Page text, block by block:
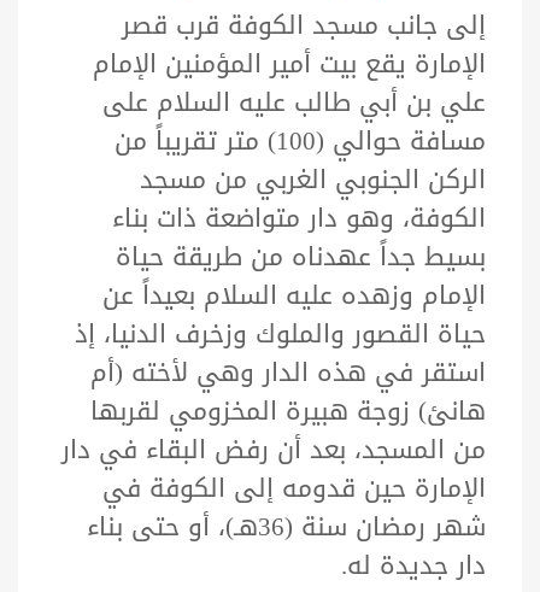
إلى جانب مسجد الكوفة قرب قصر
الإمارة يقع بيت أمير المؤمنين الإمام
علي بن أبي طالب عليه السلام على
مسافة حوالي (100) متر تقريباً من
الركن الجنوبي الغربي من مسجد
الكوفة، وهو دار متواضعة ذات بناء
بسيط جداً عهدناه من طريقة حياة
الإمام وزهده عليه السلام بعيداً عن
حياة القصور والملوك وزخرف الدنيا، إذ
استقر في هذه الدار وهي لأخته (أم
هانئ) زوجة هبيرة المخزومي لقربها
من المسجد، بعد أن رفض البقاء في دار
الإمارة حين قدومه إلى الكوفة في
شهر رمضان سنة (36هـ)، أو حتى بناء
دار جديدة له.